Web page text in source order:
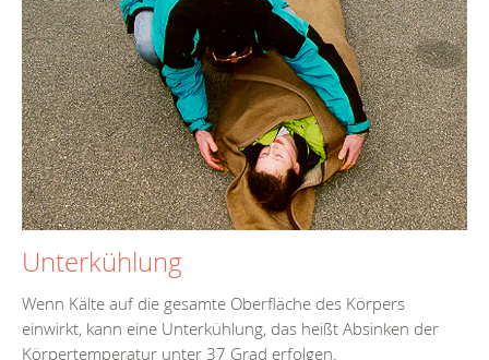
Unterkühlung
Wenn Kälte auf die gesamte Oberfläche des Körpers
einwirkt, kann eine Unterkühlung, das heißt Absinken der
Körpertemperatur unter 37 Grad erfolgen.